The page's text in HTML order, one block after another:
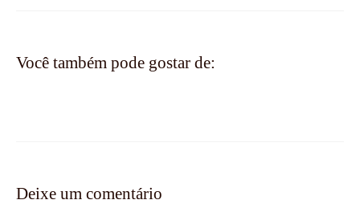
Você também pode gostar de:
Deixe um comentário